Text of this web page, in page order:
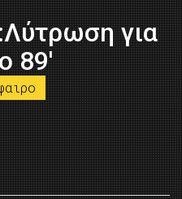
για
89′